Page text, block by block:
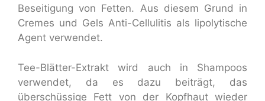
Beseitigung von Fetten. Aus diesem Grund in
Cremes und Gels Anti-Cellulitis als lipolytische
Agent verwendet.
Tee-Blätter-Extrakt wird auch in Shampoos
verwendet, da es dazu beiträgt, das
überschüssige Fett von der Kopfhaut wieder